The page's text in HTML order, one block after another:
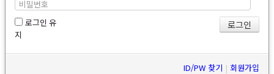
로그인 유
지
ID/PW 찾기 | 회원가입